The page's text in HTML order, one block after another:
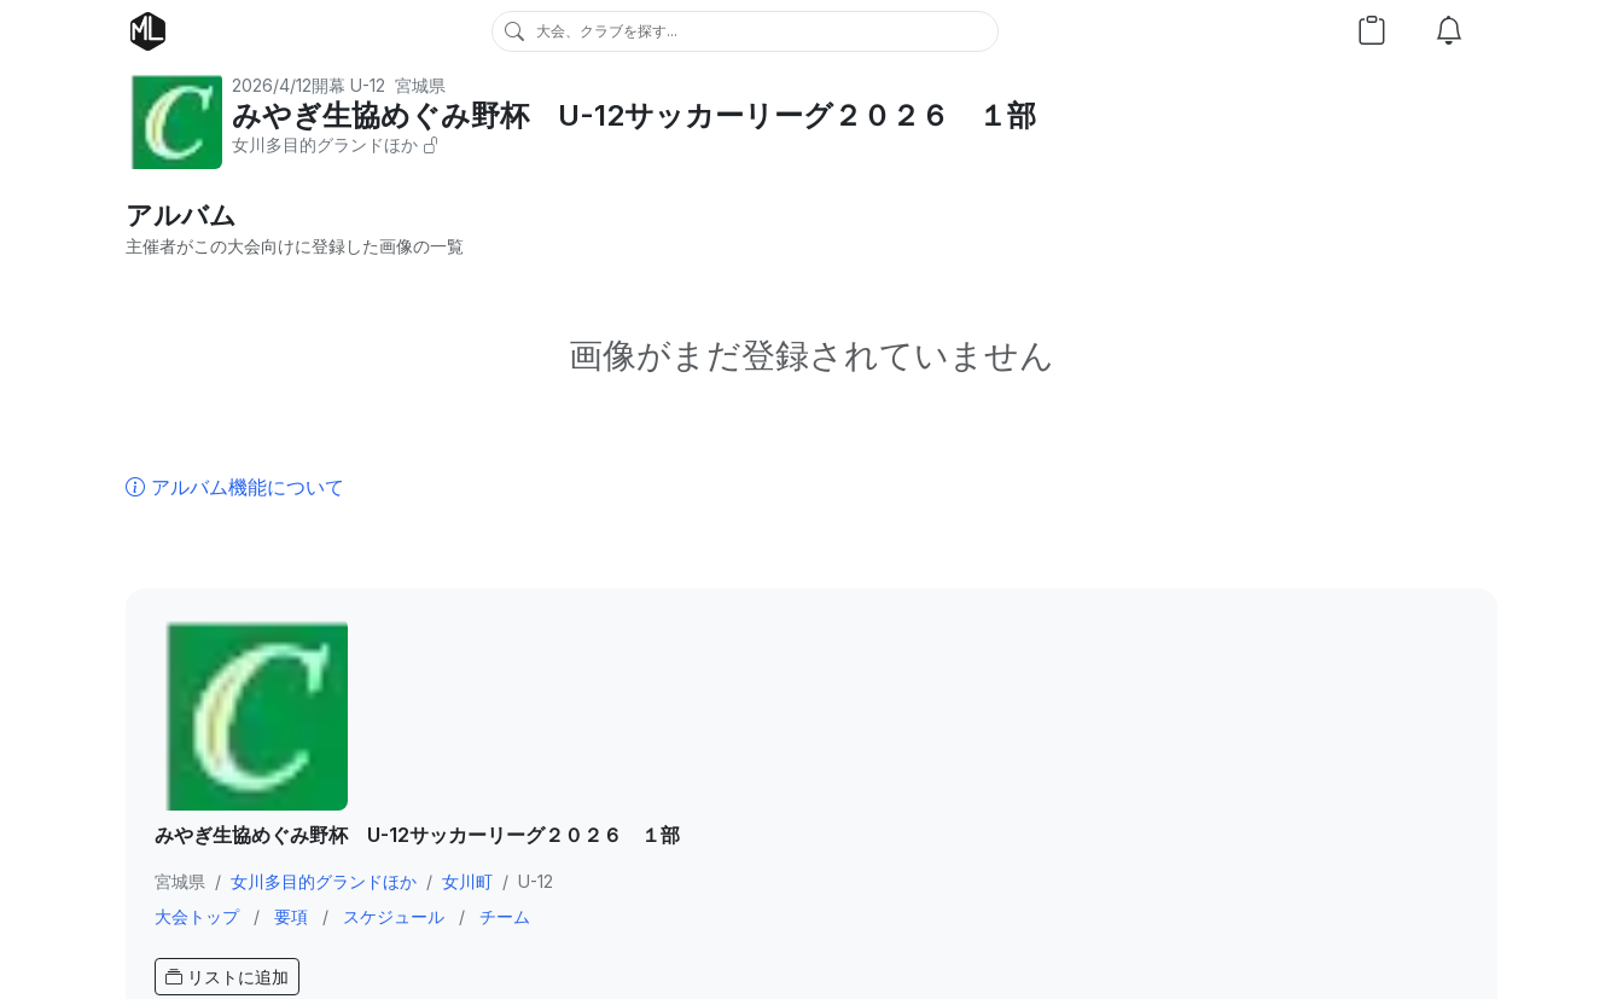
大会、クラブを探す...
2026/4/12開幕 U-12 宮城県
みやぎ生協めぐみ野杯 U-12サッカーリーグ２０２６ １部
女川多目的グランドほか
アルバム
主催者がこの大会向けに登録した画像の一覧
画像がまだ登録されていません
アルバム機能について
みやぎ生協めぐみ野杯 U-12サッカーリーグ２０２６ １部
宮城県 / 女川多目的グランドほか / 女川町 / U-12
大会トップ
/ 要項 / スケジュール / チーム
リストに追加